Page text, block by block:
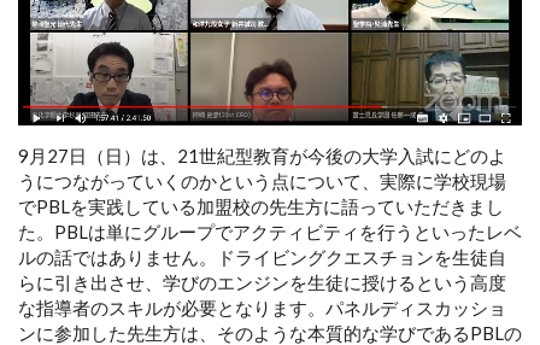
9月27日（日）は、21世紀型教育が今後の大学入試にどのよ
うにつながっていくのかという点について、実際に学校現場
でPBLを実践している加盟校の先生方に語っていただきまし
た。PBLは単にグループでアクティビティを行うといったレベ
ルの話ではありません。ドライビングクエスチョンを生徒自
らに引き出させ、学びのエンジンを生徒に授けるという高度
な指導者のスキルが必要となります。パネルディスカッショ
ンに参加した先生方は、そのような本質的な学びであるPBLの